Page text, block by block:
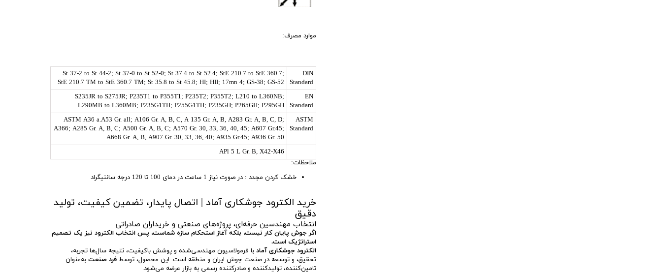
موارد مصرف:
DIN
Standard
St 37-2 to St 44-2; St 37-0 to St 52-0; St 37.4 to St 52.4; StE 210.7 to StE 360.7;
StE 210.7 TM to StE 360.7 TM; St 35.8 to St 45.8; HI; HII; 17mn 4; GS-38; GS-52
EN
Standard
S235JR to S275JR; P235T1 to P355T1; P235T2; P355T2; L210 to L360NB;
L290MB to L360MB; P235G1TH; P255G1TH; P235GH; P265GH; P295GH.
ASTM
Standard
ASTM A36 a.A53 Gr. all; A106 Gr. A, B, C, A 135 Gr. A, B, A283 Gr. A, B, C, D;
A366; A285 Gr. A, B, C; A500 Gr. A, B, C; A570 Gr. 30, 33, 36, 40, 45; A607 Gr.45;
A668 Gr. A, B, A907 Gr. 30, 33, 36, 40; A935 Gr.45; A936 Gr. 50
APl 5 L Gr. B, X42-X46
ملاحظات:
خشک كردن مجدد : در صورت نياز 1 ساعت در دمای 100 تا 120 درجه سانتيگراد
خرید الکترود جوشکاری آماد | اتصال پایدار، تضمین کیفیت، تولید
دقیق
انتخاب مهندسین حرفه‌ای، پروژه‌های صنعتی و خریداران صادراتی
اگر جوش پایان کار نیست، بلکه آغاز استحکام سازه شماست، پس انتخاب الکترود نیز یک تصمیم
استراتژیک است.
الکترود جوشکاری آماد با فرمولاسیون مهندسی‌شده و پوشش باکیفیت، نتیجه سال‌ها تجربه،
تحقیق، و توسعه در صنعت جوش ایران و منطقه است. این محصول، توسط فرد صنعت به‌عنوان
تامین‌کننده، تولیدکننده و صادرکننده رسمی به بازار عرضه می‌شود.